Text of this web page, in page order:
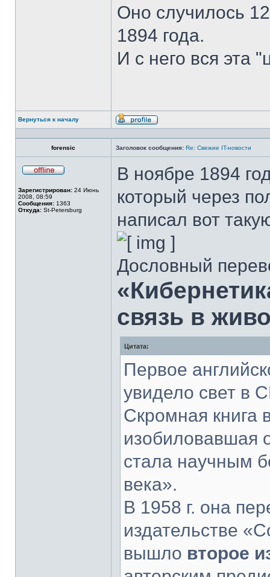
Оно случилось
1894 года.
И с него вся эта
Вернуться к началу
Профиль
forensic Заголовок сообщения: Re: Свежие IT-новости
сети
Зарегистрирован: 24 Июнь
2008, 08:59
Сообщения: 1363
Откуда: St-Petersburg
В ноябре 1894
который через
написал вот
Дословный
связь в
Цитата:
Первое
увидело свет в
Скромная книга
изобиловавшая
стала научным
века».
В 1958 г. она
издательстве
вышло второе